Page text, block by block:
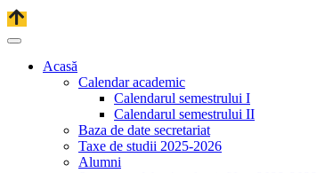
Acasă
Calendar academic
Calendarul semestrului I
Calendarul semestrului II
Baza de date secretariat
Taxe de studii 2025-2026
Alumni